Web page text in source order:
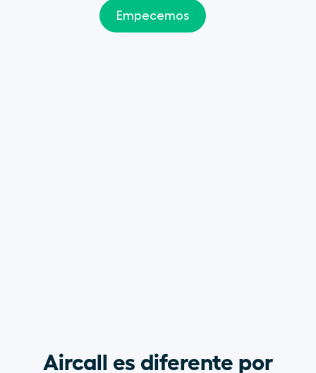
Empecemos
Aircall es diferente por